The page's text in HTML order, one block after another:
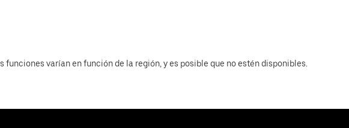
funciones varían en función de la región, y es posible que no estén disponibles.